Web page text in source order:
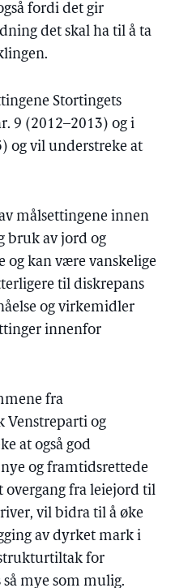
fordi det gir
det skal ha til å ta
Stortingets
9 (2012–2013) og i
og vil understreke at
målsettingene innen
bruk av jord og
og kan være vanskelige
til diskrepans
og virkemidler
innenfor
fra
Venstreparti og
at også god
og framtidsrettede
overgang fra leiejord til
vil bidra til å øke
av dyrket mark i
for
mye som mulig.